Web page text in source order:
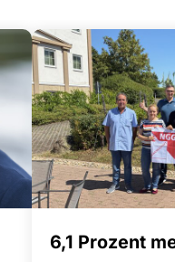
6,1 Prozent